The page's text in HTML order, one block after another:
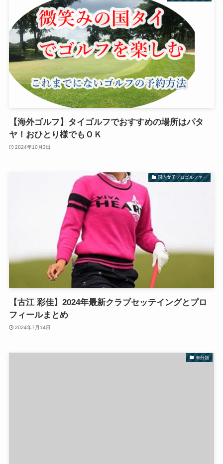
【海外ゴルフ】タイゴルフでおすすめの場所はパタ
ヤ！おひとり様でもＯＫ
2024年10月3日
国内女子プロゴルファー
【古江 彩佳】2024年最新クラブセッテイングとプロ
フィールまとめ
2024年7月14日
未分類